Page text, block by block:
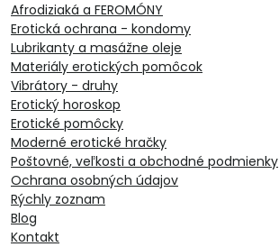
Afrodiziaká a FEROMÓNY
Erotická ochrana - kondomy
Lubrikanty a masážne oleje
Materiály erotických pomôcok
Vibrátory - druhy
Erotický horoskop
Erotické pomôcky
Moderné erotické hračky
Poštovné, veľkosti a obchodné podmienky
Ochrana osobných údajov
Rýchly zoznam
Blog
Kontakt